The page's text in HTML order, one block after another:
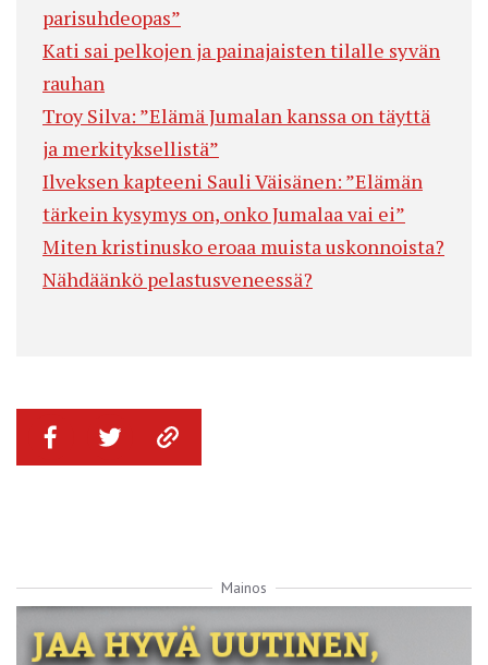
parisuhdeopas”
Kati sai pelkojen ja painajaisten tilalle syvän
rauhan
Troy Silva: ”Elämä Jumalan kanssa on täyttä
ja merkityksellistä”
Ilveksen kapteeni Sauli Väisänen: ”Elämän
tärkein kysymys on, onko Jumalaa vai ei”
Miten kristinusko eroaa muista uskonnoista?
Nähdäänkö pelastusveneessä?
Mainos